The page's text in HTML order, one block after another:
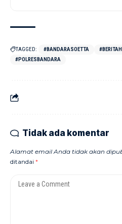
TAGGED: #BANDARASOETTA
#POLRESBANDARA
Tidak ada komentar
Alamat email Anda tidak akan
ditandai *